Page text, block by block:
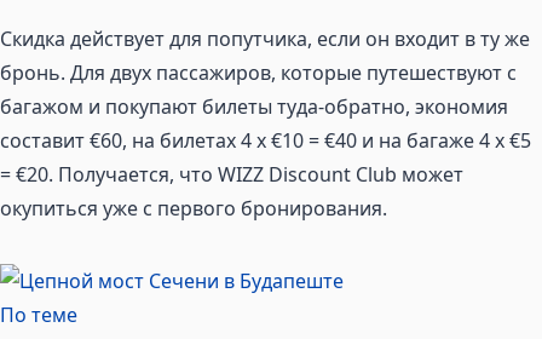
Скидка действует для попутчика, если он входит в ту же
бронь. Для двух пассажиров, которые путешествуют с
багажом и покупают билеты туда-обратно, экономия
составит €60, на билетах 4 x €10 = €40 и на багаже 4 x €5
= €20. Получается, что WIZZ Discount Club может
окупиться уже с первого бронирования.
По теме